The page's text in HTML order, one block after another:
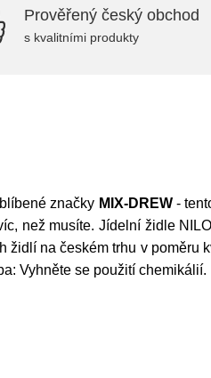
Prověřený český obchod
s kvalitními produkty
značky MIX-DREW-
než musíte. Jídelní židle
na českém trhu v poměru
Vyhněte se použití chemikálií.